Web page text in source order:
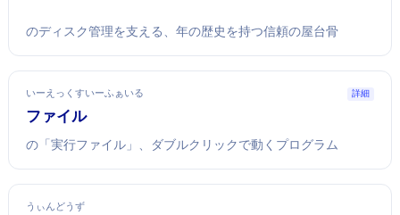
Linuxのディスク管理を支える、30年の歴史を持つ信頼の屋台骨
いーえっくすいーふぁいる 詳細
EXEファイル
Windowsの「実行ファイル」、ダブルクリックで動くプログラム
うぃんどうず